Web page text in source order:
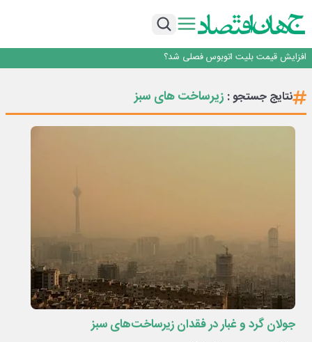
افزایش قیمت بلیت اتوبوس فصلی شد؟
رانندگان انگلیسی به سرقت سوخت روی آوردند!
۲ درصد از مشترکان ۱۰ درصد برق خانگی را مصرف می‌کنند!
نتایج جستجو : زیرساخت های سبز
جولان گرد و غبار در فقدان زیرساخت‌های سبز